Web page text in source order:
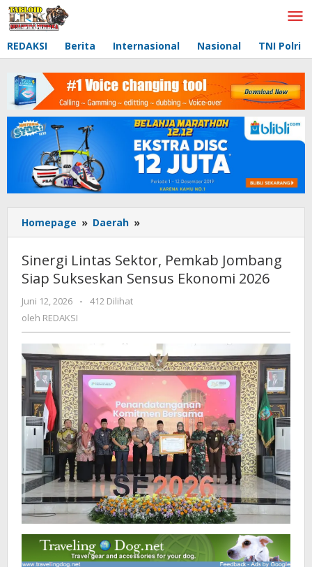
Lewati
ke
REDAKSI Berita Internasional Nasional TNI Polri
Homepage » Daerah »
Lintas
Pemkab
Jombang
2026
Sinergi Lintas Sektor, Pemkab Jombang
Siap Sukseskan Sensus Ekonomi 2026
Juni 12, 2026
oleh
-
412 Dilihat
oleh REDAKSI